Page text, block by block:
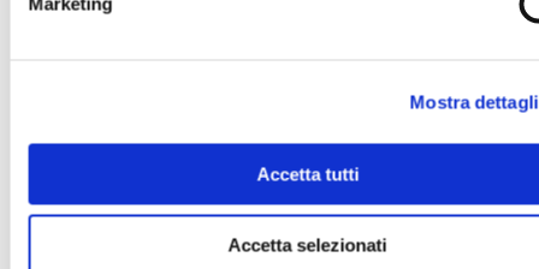
Mostra dettagli
Accetta tutti
Accetta selezionati